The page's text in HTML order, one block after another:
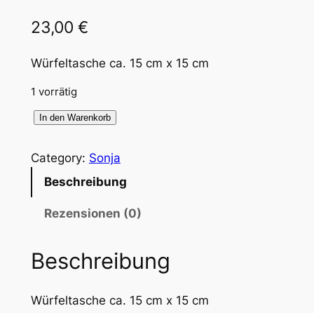
23,00 €
Würfeltasche ca. 15 cm x 15 cm
1 vorrätig
n
s
h
In den Warenkorb
Category: Sonja
Beschreibung
Rezensionen (0)
Beschreibung
Würfeltasche ca. 15 cm x 15 cm